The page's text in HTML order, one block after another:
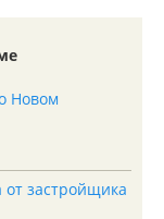
Новом
застройщика